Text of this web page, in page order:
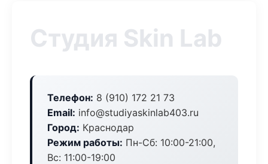
Студия Skin Lab
Телефон: 8 (910) 172 21 73
Email: info@studiyaskinlab403.ru
Город: Краснодар
Режим работы: Пн-Сб: 10:00-21:00,
Вс: 11:00-19:00